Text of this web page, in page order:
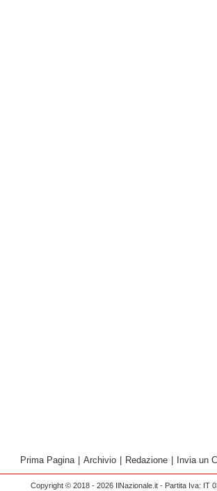
Prima Pagina | Archivio | Redazione | Invia un
Copyright © 2018 - 2026 IlNazionale.it - Partita Iva: IT